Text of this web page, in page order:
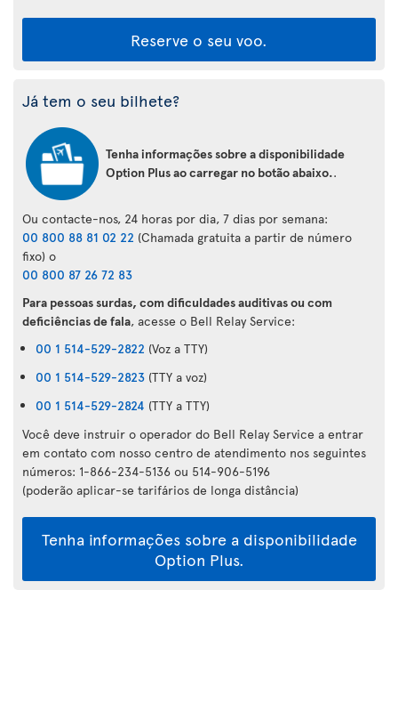
Reserve o seu voo.
Já tem o seu bilhete?
Tenha informações sobre a disponibilidade
Option Plus ao carregar no botão abaixo..
Ou contacte-nos, 24 horas por dia, 7 dias por semana:
00 800 88 81 02 22 (Chamada gratuita a partir de número
fixo) o
00 800 87 26 72 83
Para pessoas surdas, com dificuldades auditivas ou com
deficiências de fala, acesse o Bell Relay Service:
00 1 514-529-2822 (Voz a TTY)
00 1 514-529-2823 (TTY a voz)
00 1 514-529-2824 (TTY a TTY)
Você deve instruir o operador do Bell Relay Service a entrar
em contato com nosso centro de atendimento nos seguintes
números: 1-866-234-5136 ou 514-906-5196
(poderão aplicar-se tarifários de longa distância)
Tenha informações sobre a disponibilidade
Option Plus.